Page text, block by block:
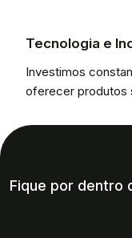
Tecnologia e
Investimos
oferecer produtos
Fique por dentro